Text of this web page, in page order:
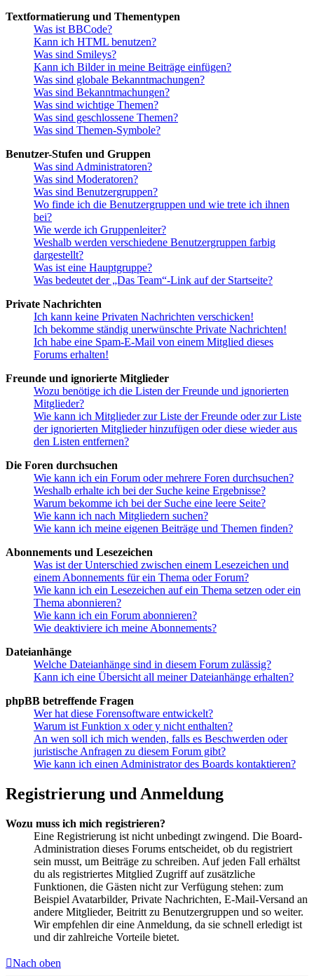
Textformatierung und Thementypen
Was ist BBCode?
Kann ich HTML benutzen?
Was sind Smileys?
Kann ich Bilder in meine Beiträge einfügen?
Was sind globale Bekanntmachungen?
Was sind Bekanntmachungen?
Was sind wichtige Themen?
Was sind geschlossene Themen?
Was sind Themen-Symbole?
Benutzer-Stufen und Gruppen
Was sind Administratoren?
Was sind Moderatoren?
Was sind Benutzergruppen?
Wo finde ich die Benutzergruppen und wie trete ich ihnen
bei?
Wie werde ich Gruppenleiter?
Weshalb werden verschiedene Benutzergruppen farbig
dargestellt?
Was ist eine Hauptgruppe?
Was bedeutet der „Das Team“-Link auf der Startseite?
Private Nachrichten
Ich kann keine Privaten Nachrichten verschicken!
Ich bekomme ständig unerwünschte Private Nachrichten!
Ich habe eine Spam-E-Mail von einem Mitglied dieses
Forums erhalten!
Freunde und ignorierte Mitglieder
Wozu benötige ich die Listen der Freunde und ignorierten
Mitglieder?
Wie kann ich Mitglieder zur Liste der Freunde oder zur Liste
der ignorierten Mitglieder hinzufügen oder diese wieder aus
den Listen entfernen?
Die Foren durchsuchen
Wie kann ich ein Forum oder mehrere Foren durchsuchen?
Weshalb erhalte ich bei der Suche keine Ergebnisse?
Warum bekomme ich bei der Suche eine leere Seite?
Wie kann ich nach Mitgliedern suchen?
Wie kann ich meine eigenen Beiträge und Themen finden?
Abonnements und Lesezeichen
Was ist der Unterschied zwischen einem Lesezeichen und
einem Abonnements für ein Thema oder Forum?
Wie kann ich ein Lesezeichen auf ein Thema setzen oder ein
Thema abonnieren?
Wie kann ich ein Forum abonnieren?
Wie deaktiviere ich meine Abonnements?
Dateianhänge
Welche Dateianhänge sind in diesem Forum zulässig?
Kann ich eine Übersicht all meiner Dateianhänge erhalten?
phpBB betreffende Fragen
Wer hat diese Forensoftware entwickelt?
Warum ist Funktion x oder y nicht enthalten?
An wen soll ich mich wenden, falls es Beschwerden oder
juristische Anfragen zu diesem Forum gibt?
Wie kann ich einen Administrator des Boards kontaktieren?
Registrierung und Anmeldung
Wozu muss ich mich registrieren?
Eine Registrierung ist nicht unbedingt zwingend. Die Board-
Administration dieses Forums entscheidet, ob du registriert
sein musst, um Beiträge zu schreiben. Auf jeden Fall erhältst
du als registriertes Mitglied Zugriff auf zusätzliche
Funktionen, die Gästen nicht zur Verfügung stehen: zum
Beispiel Avatarbilder, Private Nachrichten, E-Mail-Versand an
andere Mitglieder, Beitritt zu Benutzergruppen und so weiter.
Wir empfehlen dir eine Anmeldung, da sie schnell erledigt ist
und dir zahlreiche Vorteile bietet.
Nach oben